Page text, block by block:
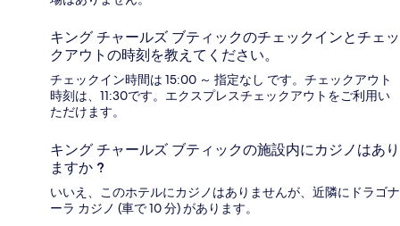
キング チャールズ ブティックのチェックインとチェッ
クアウトの時刻を教えてください。
チェックイン時間は 15:00 ～ 指定なし です。チェックアウト
時刻は、11:30です。エクスプレスチェックアウトをご利用い
ただけます。
キング チャールズ ブティックの施設内にカジノはあり
ますか ?
いいえ、このホテルにカジノはありませんが、近隣にドラゴナ
ーラ カジノ (車で 10 分) があります。